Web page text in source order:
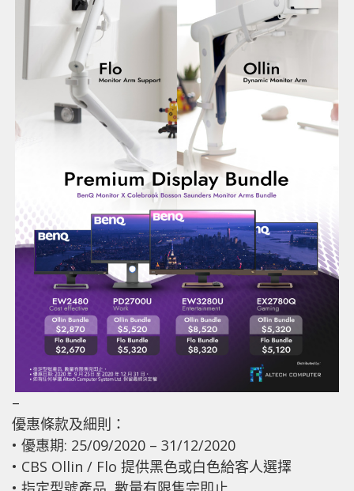
–
優惠條款及細則：
• 優惠期: 25/09/2020 – 31/12/2020
• CBS Ollin / Flo 提供黑色或白色給客人選擇